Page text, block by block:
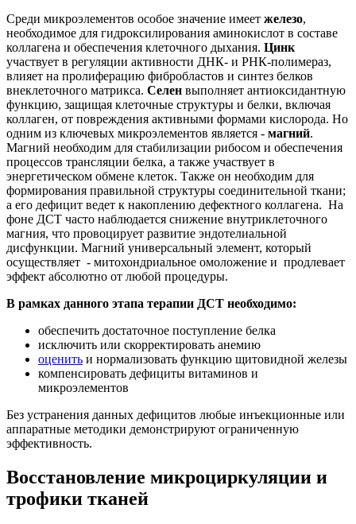
Среди микроэлементов особое значение имеет железо,
необходимое для гидроксилирования аминокислот в составе
коллагена и обеспечения клеточного дыхания. Цинк
участвует в регуляции активности ДНК- и РНК-полимераз,
влияет на пролиферацию фибробластов и синтез белков
внеклеточного матрикса. Селен выполняет антиоксидантную
функцию, защищая клеточные структуры и белки, включая
коллаген, от повреждения активными формами кислорода. Но
одним из ключевых микроэлементов является - магний.
Магний необходим для стабилизации рибосом и обеспечения
процессов трансляции белка, а также участвует в
энергетическом обмене клеток. Также он необходим для
формирования правильной структуры соединительной ткани;
а его дефицит ведет к накоплению дефектного коллагена. На
фоне ДСТ часто наблюдается снижение внутриклеточного
магния, что провоцирует развитие эндотелиальной
дисфункции. Магний универсальный элемент, который
осуществляет - митохондриальное омоложение и продлевает
эффект абсолютно от любой процедуры.
В рамках данного этапа терапии ДСТ необходимо:
обеспечить достаточное поступление белка
исключить или скорректировать анемию
оценить и нормализовать функцию щитовидной железы
компенсировать дефициты витаминов и
микроэлементов
Без устранения данных дефицитов любые инъекционные или
аппаратные методики демонстрируют ограниченную
эффективность.
Восстановление микроциркуляции и
трофики тканей